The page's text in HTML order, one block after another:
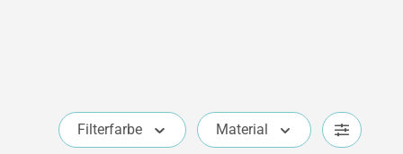
Filterfarbe
Material